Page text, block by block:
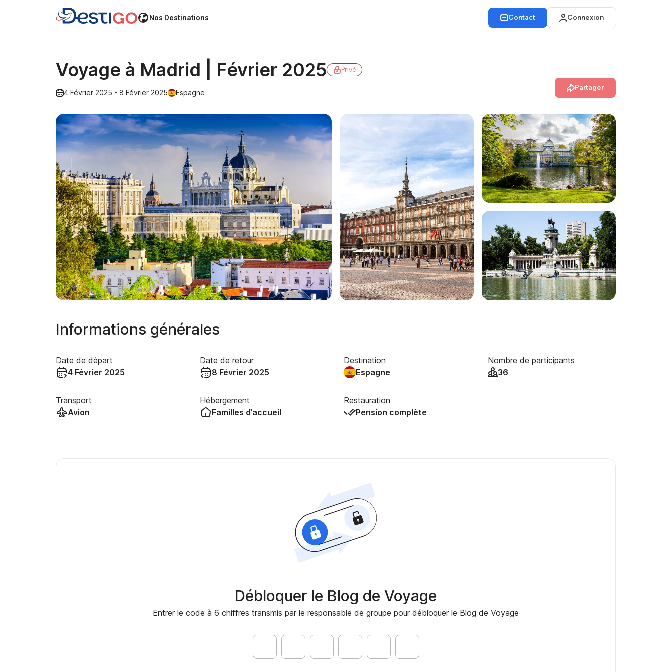
Nos Destinations Contact Connexion
Voyage à Madrid | Février 2025 Privé
4 Février 2025 - 8 Février 2025 Espagne
Partager
Informations générales
Date de départ
4 Février 2025
Date de retour
8 Février 2025
Destination
Espagne
Nombre de participants
36
Transport
Avion
Hébergement
Familles d’accueil
Restauration
Pension complète
Débloquer le Blog de Voyage
Entrer le code à 6 chiffres transmis par le responsable de groupe pour débloquer le Blog de Voyage